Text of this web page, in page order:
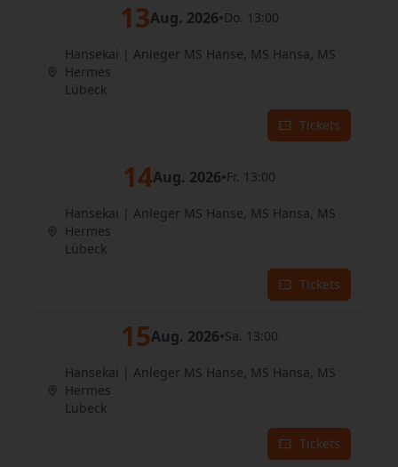
13Aug. 2026•Do. 13:00
Hansekai | Anleger MS Hanse, MS Hansa, MS
Hermes
Lübeck
Tickets
14Aug. 2026•Fr. 13:00
Hansekai | Anleger MS Hanse, MS Hansa, MS
Hermes
Lübeck
Tickets
15Aug. 2026•Sa. 13:00
Hansekai | Anleger MS Hanse, MS Hansa, MS
Hermes
Lübeck
Tickets